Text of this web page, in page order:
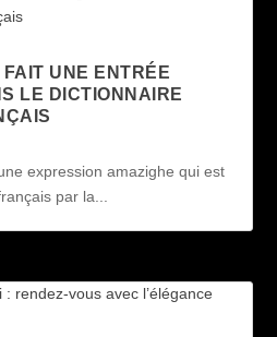
UNE ENTRÉE
LE DICTIONNAIRE
expression amazighe qui est
par la...